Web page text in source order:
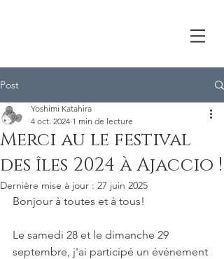
Post
Merci au le festival
des îles 2024 à Ajaccio !
Yoshimi Katahira
4 oct. 2024 1 min de lecture
Dernière mise à jour : 27 juin 2025
Bonjour à toutes et à tous!
Le samedi 28 et le dimanche 29
septembre, j'ai participé un événement